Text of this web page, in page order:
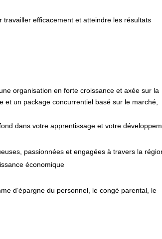
efficacement et atteindre les résultats
organisation en forte croissance et axée sur la
un package concurrentiel basé sur le marché,
dans votre apprentissage et votre
passionnées et engagées à travers la
économique
d’épargne du personnel, le congé parental, le